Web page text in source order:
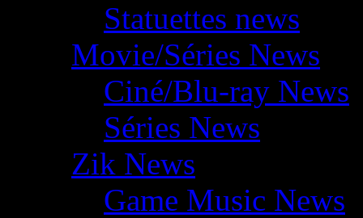
Statuettes news
Movie/Séries News
Ciné/Blu-ray News
Séries News
Zik News
Game Music News